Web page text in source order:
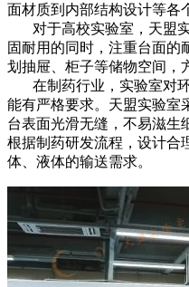
面材质到内部结构设计等各
对于高校实验室，天盟实
固耐用的同时，注重台面的
划抽屉、柜子等储物空间，
在制药行业，实验室对环
能有严格要求。天盟实验室
台表面光滑无缝，不易滋生
根据制药研发流程，设计合
体、液体的输送需求。